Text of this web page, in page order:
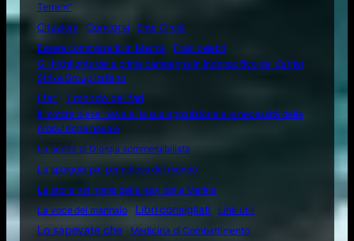
Terram"
Citazioni
Concorsi
Ente Circoli
Essere commissario in Marina
Frasi celebri
Gli highlights della prima campagna in Indopacifico del Carrier
Strike Group italiano
I fari
Il mondo dei fari
Il motore diesel navale: la sua apparizione e le necessità della
propulsione navale
La scelta di Giorgia sommergibilista
La spiaggia più pericolosa del mondo
La storia nel nome delle navi della Marina
La voce del marinaio
Libri consigliati Link utili
Lo sapevate che Medicina di Combattimento